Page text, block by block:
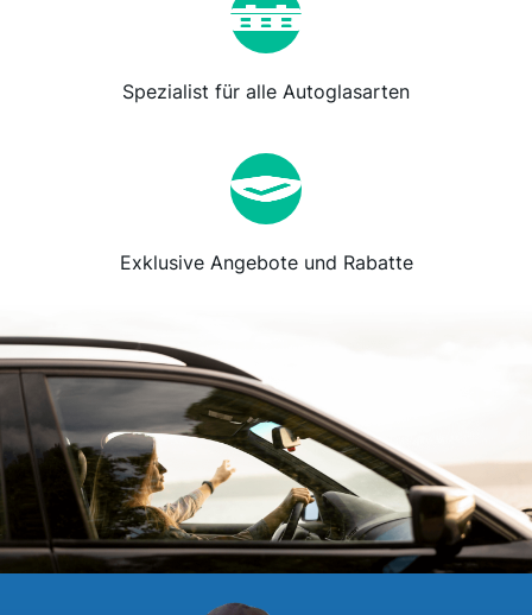
Spezialist für alle Autoglasarten
Exklusive Angebote und Rabatte